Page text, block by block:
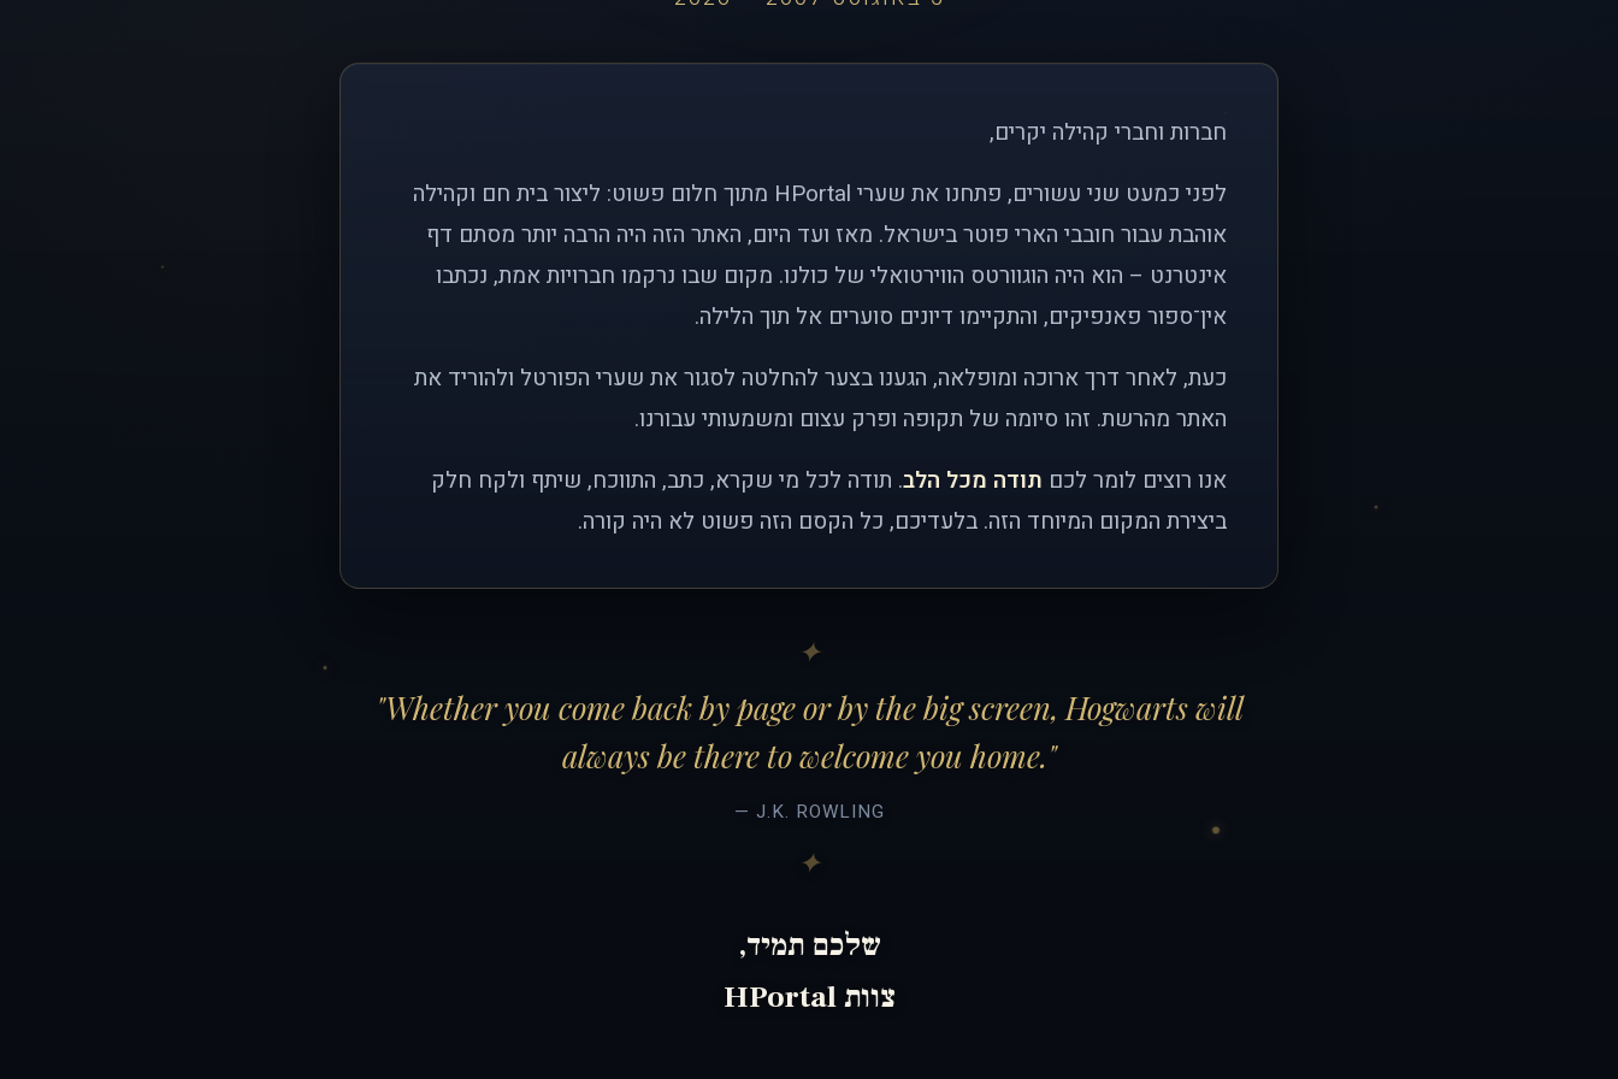
חברות וחברי קהילה יקרים,
לפני כמעט שני עשורים, פתחנו את שערי HPortal מתוך חלום פשוט: ליצור בית חם וקהילה
אוהבת עבור חובבי הארי פוטר בישראל. מאז ועד היום, האתר הזה היה הרבה יותר מסתם דף
אינטרנט – הוא היה הוגוורטס הווירטואלי של כולנו. מקום שבו נרקמו חברויות אמת, נכתבו
אין־ספור פאנפיקים, והתקיימו דיונים סוערים אל תוך הלילה.
כעת, לאחר דרך ארוכה ומופלאה, הגענו בצער להחלטה לסגור את שערי הפורטל ולהוריד את
האתר מהרשת. זהו סיומה של תקופה ופרק עצום ומשמעותי עבורנו.
אנו רוצים לומר לכם תודה מכל הלב. תודה לכל מי שקרא, כתב, התווכח, שיתף ולקח חלק
ביצירת המקום המיוחד הזה. בלעדיכם, כל הקסם הזה פשוט לא היה קורה.
"Whether you come back by page or by the big screen, Hogwarts will
always be there to welcome you home."
— J.K. ROWLING
שלכם תמיד,
צוות HPortal